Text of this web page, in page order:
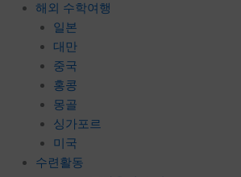
해외 수학여행
일본
대만
중국
홍콩
몽골
싱가포르
미국
수련활동